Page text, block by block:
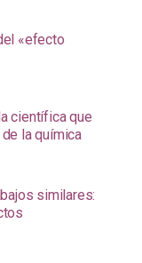
«efecto
científica que
la química
similares: